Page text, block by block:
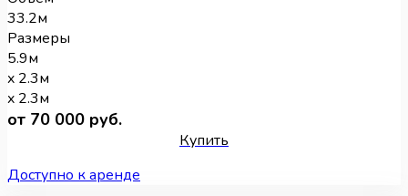
33.2м
Размеры
5.9м
x 2.3м
x 2.3м
от 70 000 руб.
Купить
Доступно к аренде